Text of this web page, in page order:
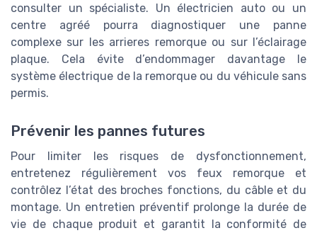
consulter un spécialiste. Un électricien auto ou un
centre agréé pourra diagnostiquer une panne
complexe sur les arrieres remorque ou sur l’éclairage
plaque. Cela évite d’endommager davantage le
système électrique de la remorque ou du véhicule sans
permis.
Prévenir les pannes futures
Pour limiter les risques de dysfonctionnement,
entretenez régulièrement vos feux remorque et
contrôlez l’état des broches fonctions, du câble et du
montage. Un entretien préventif prolonge la durée de
vie de chaque produit et garantit la conformité de